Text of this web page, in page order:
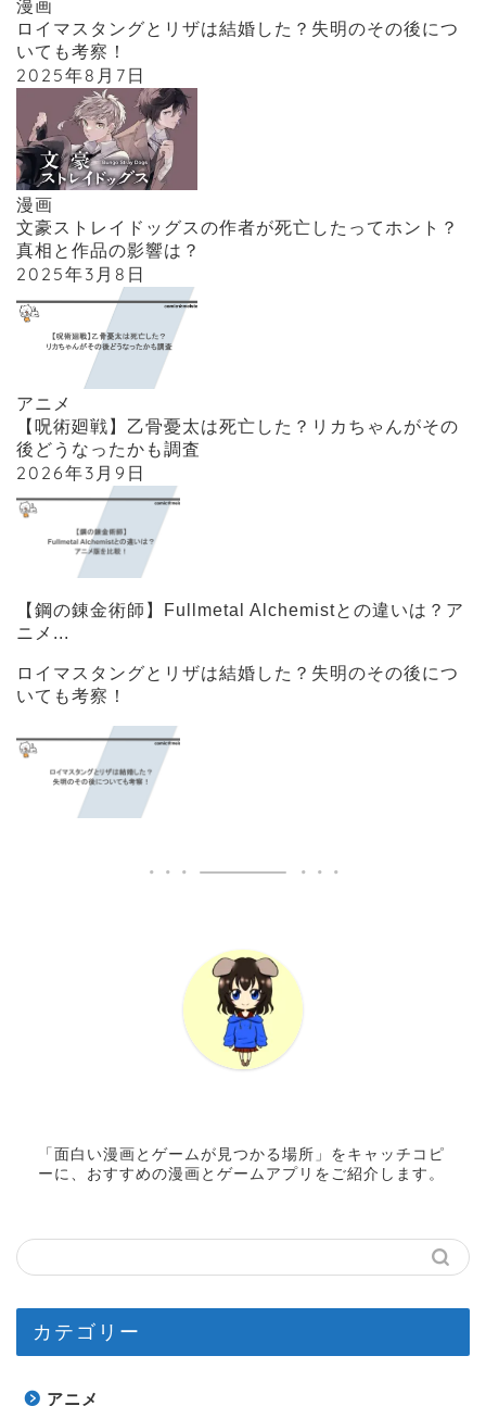
漫画
ロイマスタングとリザは結婚した？失明のその後につ
いても考察！
2025年8月7日
漫画
文豪ストレイドッグスの作者が死亡したってホント？
真相と作品の影響は？
2025年3月8日
アニメ
【呪術廻戦】乙骨憂太は死亡した？リカちゃんがその
後どうなったかも調査
2026年3月9日
【鋼の錬金術師】Fullmetal Alchemistとの違いは？ア
ニメ...
ロイマスタングとリザは結婚した？失明のその後につ
いても考察！
「面白い漫画とゲームが見つかる場所」をキャッチコピ
ーに、おすすめの漫画とゲームアプリをご紹介します。
カテゴリー
アニメ